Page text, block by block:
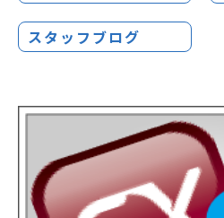
スタッフブログ